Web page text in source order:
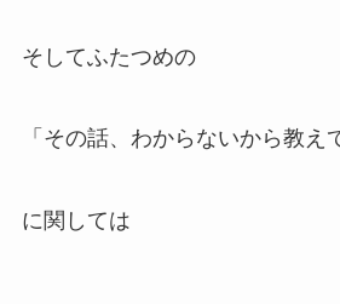
そしてふたつめの
「その話、わからないから教え
に関しては